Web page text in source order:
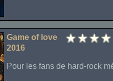
Game of love
2016
Pour les fans de hard-rock